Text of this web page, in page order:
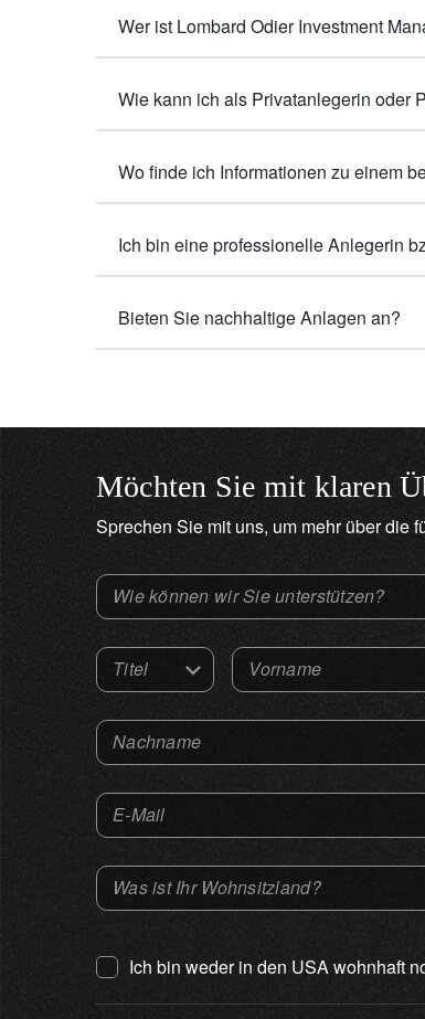
Wer ist Lombard Odier Investment
Wie kann ich als Privatanlegerin oder
Wo finde ich Informationen zu einem
Ich bin eine professionelle Anlegerin
Bieten Sie nachhaltige Anlagen an?
Möchten Sie mit klaren
Sprechen Sie mit uns, um mehr über die
Select an Option
Wie können wir Sie unterstützen?
Titel Vorname
Nachname
E-Mail
Select an Option
Was ist Ihr Wohnsitzland?
Ich bin weder in den USA wohnhaft